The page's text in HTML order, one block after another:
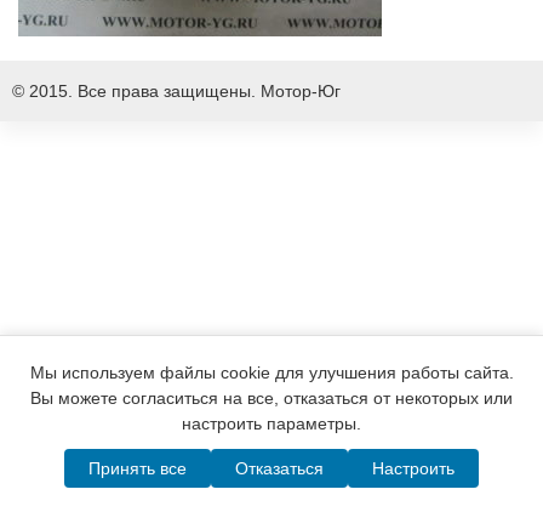
© 2015. Все права защищены. Мотор-Юг
Написать в MAX Telegram WhatsApp Позвонить
Мы используем файлы cookie для улучшения работы сайта.
Вы можете согласиться на все, отказаться от некоторых или
настроить параметры.
Принять все Отказаться Настроить